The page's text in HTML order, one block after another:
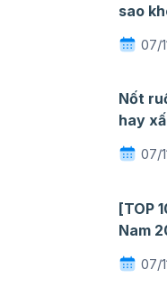
sao
nhăn
07/
Nốt
hay
07/
[TOP
Nam
ngàng
07/